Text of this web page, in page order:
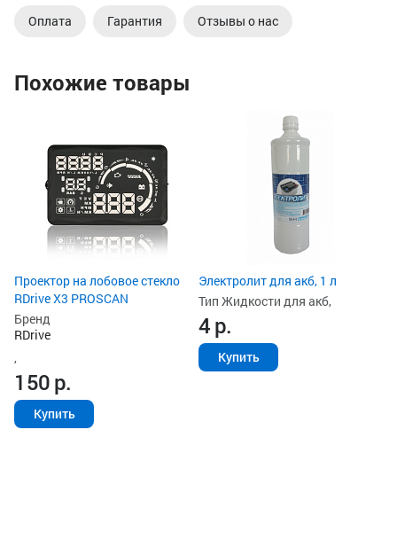
Оплата Гарантия Отзывы о нас
Похожие товары
Проектор на лобовое стекло
RDrive X3 PROSCAN
Бренд
RDrive
,
150р.
Купить
Электролит для акб, 1 л
Тип Жидкости для акб,
4р.
Купить